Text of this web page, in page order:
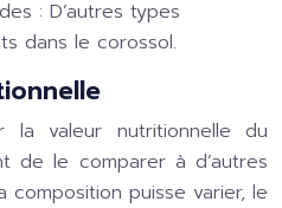
: D’autres types
dans le corossol.
la valeur nutritionnelle du
de le comparer à d’autres
composition puisse varier, le